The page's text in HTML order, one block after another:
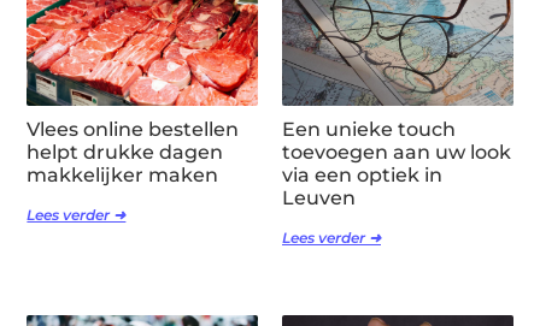
Vlees online bestellen
helpt drukke dagen
makkelijker maken
Lees verder ➜
Een unieke touch
toevoegen aan uw look
via een optiek in
Leuven
Lees verder ➜